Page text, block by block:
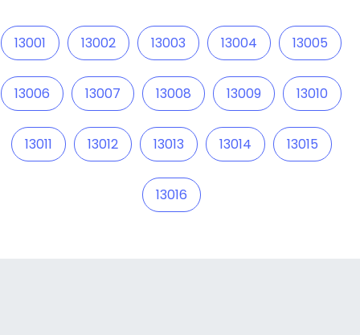
13001 13002 13003 13004 13005
13006 13007 13008 13009 13010
13011 13012 13013 13014 13015
13016